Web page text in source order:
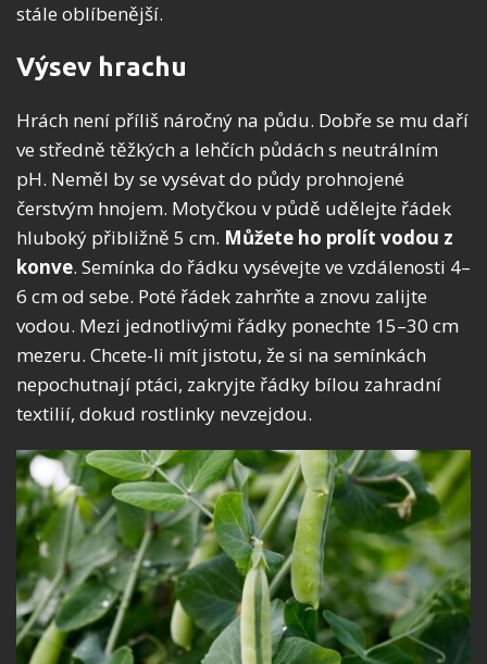
stále oblíbenější.
Výsev hrachu
Hrách není příliš náročný na půdu. Dobře se mu daří
ve středně těžkých a lehčích půdách s neutrálním
pH. Neměl by se vysévat do půdy prohnojené
čerstvým hnojem. Motyčkou v půdě udělejte řádek
hluboký přibližně 5 cm. Můžete ho prolít vodou z
konve. Semínka do řádku vysévejte ve vzdálenosti 4–
6 cm od sebe. Poté řádek zahrňte a znovu zalijte
vodou. Mezi jednotlivými řádky ponechte 15–30 cm
mezeru. Chcete-li mít jistotu, že si na semínkách
nepochutnají ptáci, zakryjte řádky bílou zahradní
textilií, dokud rostlinky nevzejdou.